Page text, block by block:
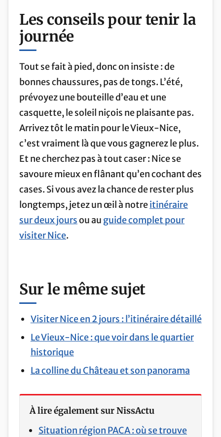
Les conseils pour tenir la
journée
Tout se fait à pied, donc on insiste : de
bonnes chaussures, pas de tongs. L’été,
prévoyez une bouteille d’eau et une
casquette, le soleil niçois ne plaisante pas.
Arrivez tôt le matin pour le Vieux-Nice,
c’est vraiment là que vous gagnerez le plus.
Et ne cherchez pas à tout caser : Nice se
savoure mieux en flânant qu’en cochant des
cases. Si vous avez la chance de rester plus
longtemps, jetez un œil à notreitinéraire
sur deux joursou au guide complet pour
visiter Nice.
Sur le même sujet
Visiter Nice en 2 jours : l’itinéraire détaillé
Le Vieux-Nice : que voir dans le quartier
historique
La colline du Château et son panorama
À lire également sur NissActu
Situation région PACA : où se trouve